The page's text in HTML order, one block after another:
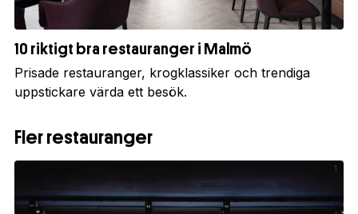
10 riktigt bra restauranger i Malmö
Prisade restauranger, krogklassiker och trendiga
uppstickare värda ett besök.
Fler restauranger
1